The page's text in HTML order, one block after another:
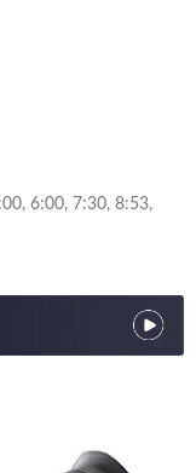
6:00, 7:30, 8:53,